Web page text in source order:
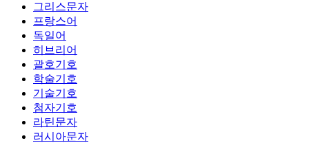
그리스문자
프랑스어
독일어
히브리어
괄호기호
학술기호
기술기호
첨자기호
라틴문자
러시아문자